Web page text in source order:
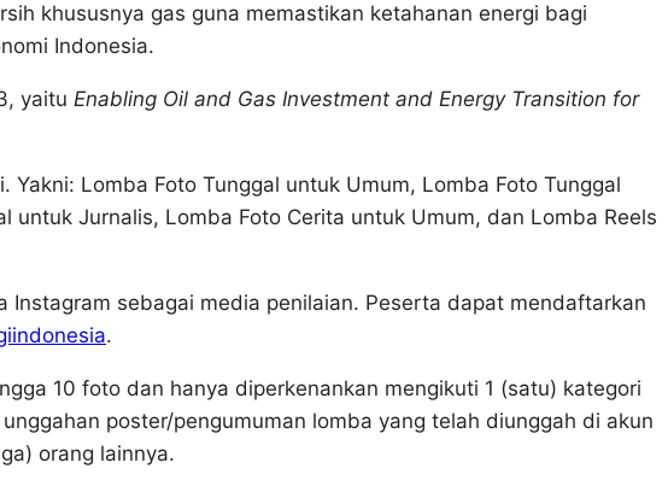
khususnya gas guna memastikan ketahanan energi bagi
Indonesia.
yaitu Enabling Oil and Gas Investment and Energy Transition for
Lomba Foto Tunggal untuk Umum, Lomba Foto Tunggal
untuk Jurnalis, Lomba Foto Cerita untuk Umum, dan Lomba Reels
Instagram sebagai media penilaian. Peserta dapat mendaftarkan
.
10 foto dan hanya diperkenankan mengikuti 1 (satu) kategori
poster/pengumuman lomba yang telah diunggah di akun
orang lainnya.